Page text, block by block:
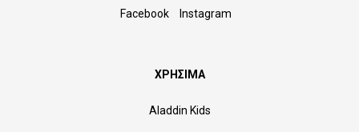
Facebook Instagram
ΧΡΗΣΙΜΑ
Aladdin Kids